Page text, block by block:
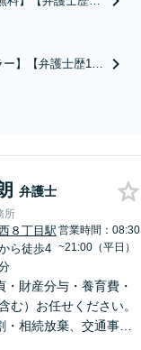
対応いたします。
囲気作りを心がけ
ー】【弁護士歴10
。【西11丁目駅3
弁護士
所
８丁目駅
ら徒歩4
営業時間：08:30
~21:00（平日）
・財産分与・養育費・
む）お任せください。
相続放棄、交通事故